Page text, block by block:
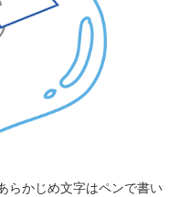
らかじめ文字はペンで書い